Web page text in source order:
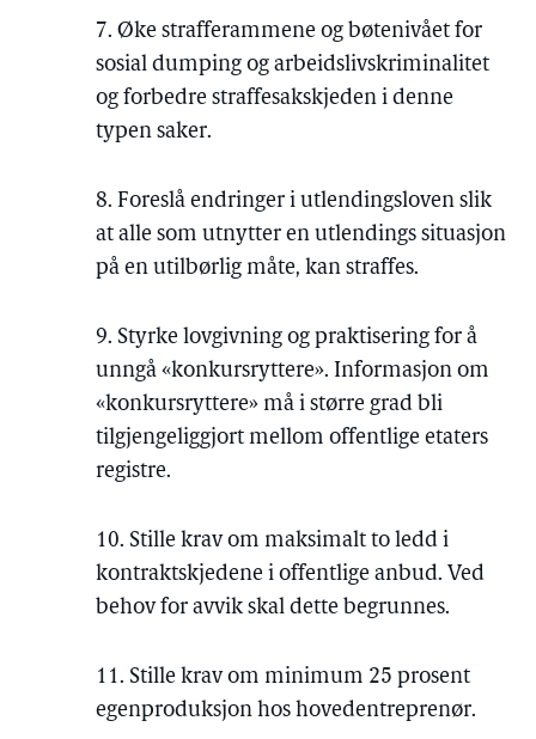
7. Øke strafferammene og bøtenivået for
sosial dumping og arbeidslivskriminalitet
og forbedre straffesakskjeden i denne
typen saker.
8. Foreslå endringer i utlendingsloven slik
at alle som utnytter en utlendings situasjon
på en utilbørlig måte, kan straffes.
9. Styrke lovgivning og praktisering for å
unngå «konkursryttere». Informasjon om
«konkursryttere» må i større grad bli
tilgjengeliggjort mellom offentlige etaters
registre.
10. Stille krav om maksimalt to ledd i
kontraktskjedene i offentlige anbud. Ved
behov for avvik skal dette begrunnes.
11. Stille krav om minimum 25 prosent
egenproduksjon hos hovedentreprenør.